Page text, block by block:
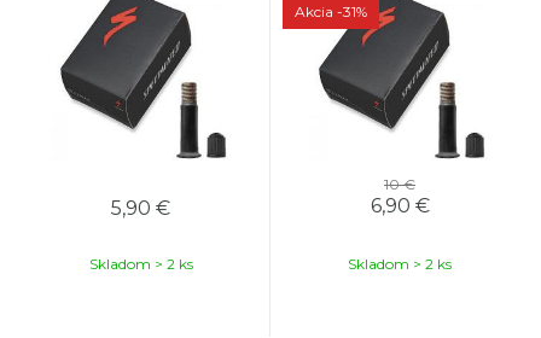
5,90 €
Skladom > 2 ks
Akcia -31%
10 €
6,90 €
Skladom > 2 ks